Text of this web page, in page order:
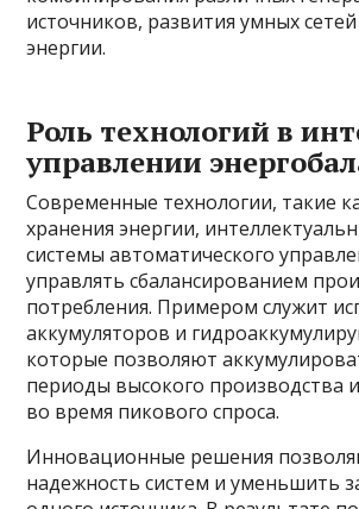
источников, развития умных
энергии.
Роль технологий в
управлении
Современные технологии, такие
хранения энергии,
системы автоматического
управлять сбалансированием
потребления. Примером служит
аккумуляторов и
которые позволяют
периоды высокого производства
во время пикового спроса.
Инновационные решения
надежность систем и уменьшить